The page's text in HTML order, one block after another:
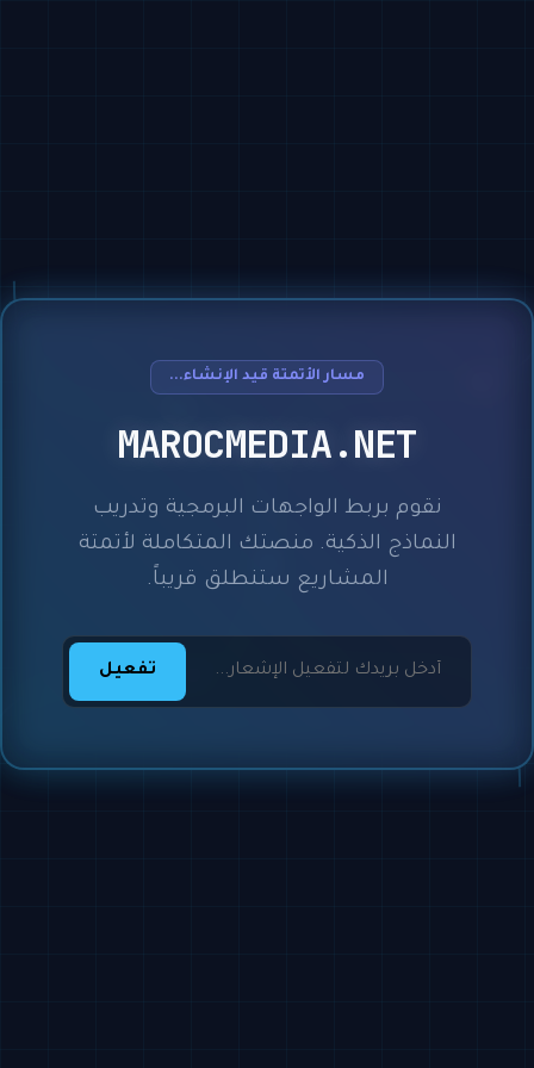
مسار الأتمتة قيد الإنشاء...
MAROCMEDIA.NET
نقوم بربط الواجهات البرمجية وتدريب
النماذج الذكية. منصتك المتكاملة لأتمتة
المشاريع ستنطلق قريباً.
تفعيل